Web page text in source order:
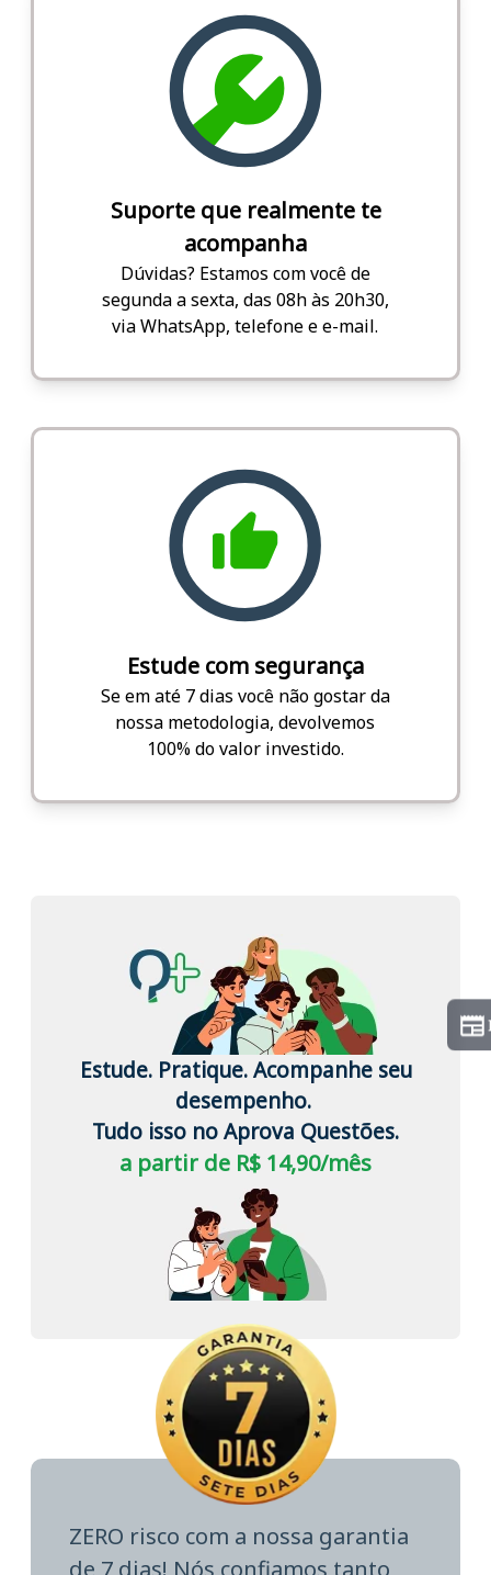
Suporte que realmente te
acompanha
Dúvidas? Estamos com você de
segunda a sexta, das 08h às 20h30,
via WhatsApp, telefone e e-mail.
Estude com segurança
Se em até 7 dias você não gostar da
nossa metodologia, devolvemos
100% do valor investido.
Estude. Pratique. Acompanhe seu
desempenho.
Tudo isso no Aprova Questões.
a partir de R$ 14,90/mês
ZERO risco com a nossa garantia
de 7 dias! Nós confiamos tanto